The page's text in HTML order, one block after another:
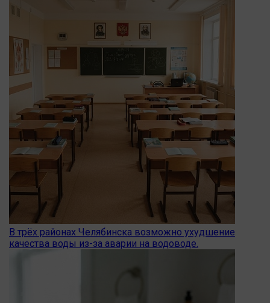
В трёх районах Челябинска возможно ухудшение
качества воды из-за аварии на водоводе.